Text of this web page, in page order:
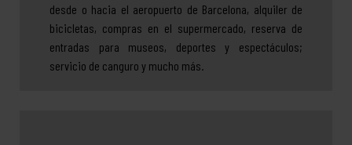
desde o hacia el aeropuerto de Barcelona, alquiler de
bicicletas, compras en el supermercado, reserva de
entradas para museos, deportes y espectáculos;
servicio de canguro y mucho más.